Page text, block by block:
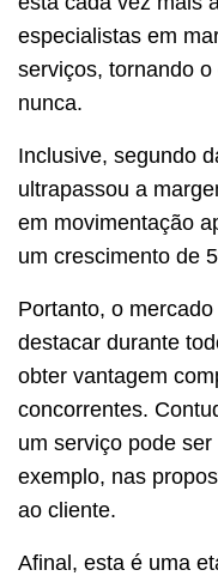
especialistas em
serviços, tornando
nunca.
Inclusive, segundo
ultrapassou a
em movimentação
um crescimento de
Portanto, o
destacar durante
obter vantagem
concorrentes.
um serviço pode
exemplo, nas
ao cliente.
Afinal, esta é uma